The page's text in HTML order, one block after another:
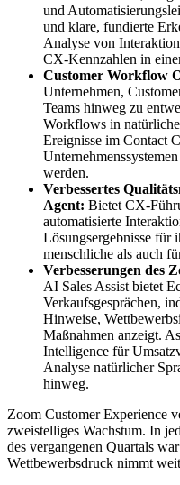
und
und klare, fundierte
Analyse von
CX-Kennzahlen in
Customer Workflow
Unternehmen,
Teams hinweg zu
Workflows in
Ereignisse im Contact
werden.
Verbessertes
Agent: Bietet CX-
automatisierte
Lösungsergebnisse für
menschliche als auch
Verbesserungen des
AI Sales Assist bietet
Verkaufsgesprächen,
Hinweise,
Maßnahmen anzeigt.
Intelligence für
Analyse natürlicher
hinweg.
Zoom Customer Experience
zweistelliges Wachstum. In
des vergangenen Quartals
Wettbewerbsdruck nimmt